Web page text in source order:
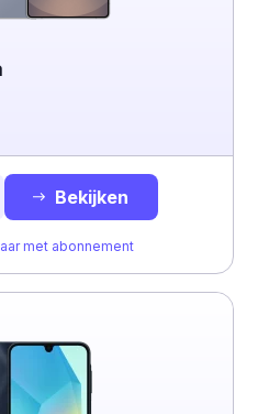
Bekijken
met abonnement